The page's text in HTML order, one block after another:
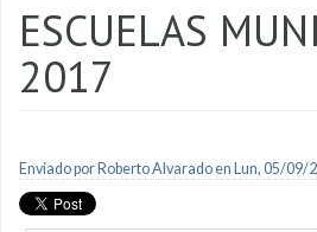
ESCUELAS
2017
Enviado por Roberto Alvaradoen Lun, 05/09/